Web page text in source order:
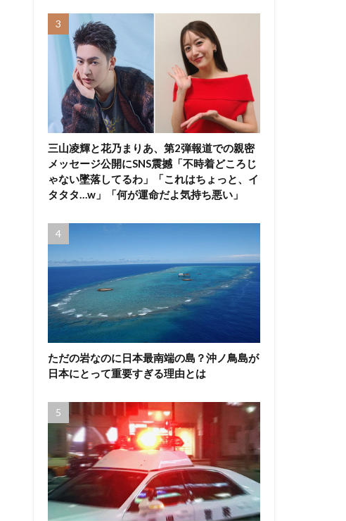
三山凌輝と花乃まりあ、第2弾報道での親密
メッセージ公開にSNS震撼「不時着どころじ
ゃない墜落してるわ」「これはちょっと、イ
タタタ…w」「何が運命だよ気持ち悪い」
ただの岩なのに日本最南端の島？沖ノ鳥島が
日本にとって重要すぎる理由とは